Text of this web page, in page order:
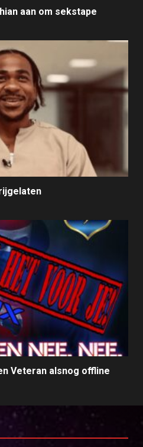
aan om sekstape
Veteran alsnog offline